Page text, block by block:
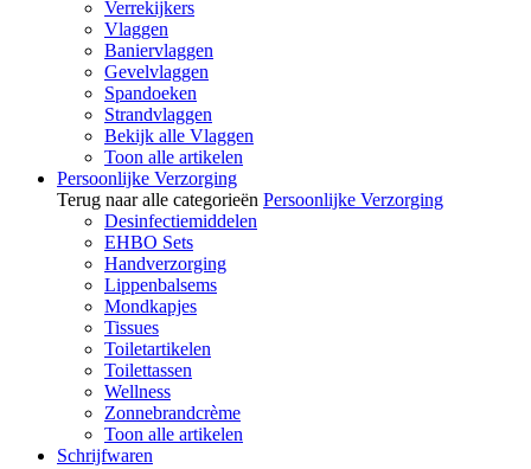
Verrekijkers
Vlaggen
Baniervlaggen
Gevelvlaggen
Spandoeken
Strandvlaggen
Bekijk alle Vlaggen
Toon alle artikelen
Persoonlijke Verzorging
Terug naar alle categorieën Persoonlijke Verzorging
Desinfectiemiddelen
EHBO Sets
Handverzorging
Lippenbalsems
Mondkapjes
Tissues
Toiletartikelen
Toilettassen
Wellness
Zonnebrandcrème
Toon alle artikelen
Schrijfwaren